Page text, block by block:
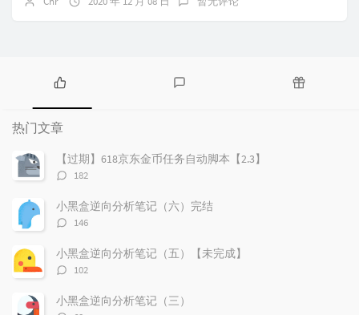
热
门
文
章
论
热门文章
【过期】618京东金币任务自动脚本【2.3】
评
数：
182
小黑盒逆向分析笔记（六）完结
评
数：
146
小黑盒逆向分析笔记（五）【未完成】
评
数：
102
小黑盒逆向分析笔记（三）